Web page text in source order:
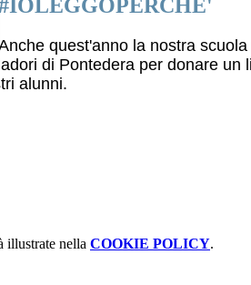
quest'anno la nostra
di Pontedera per donare un
alunni.
illustrate nella COOKIE POLICY.